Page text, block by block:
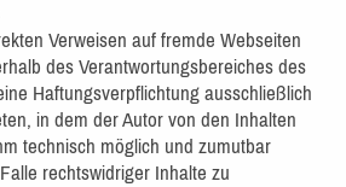
Verweisen auf fremde Webseiten
des Verantwortungsbereiches des
Haftungsverpflichtung ausschließlich
in dem der Autor von den Inhalten
technisch möglich und zumutbar
rechtswidriger Inhalte zu